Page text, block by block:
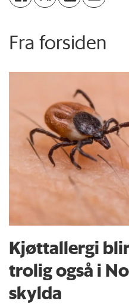
Fra forsiden
Kjøttallergi
trolig også i
skylda